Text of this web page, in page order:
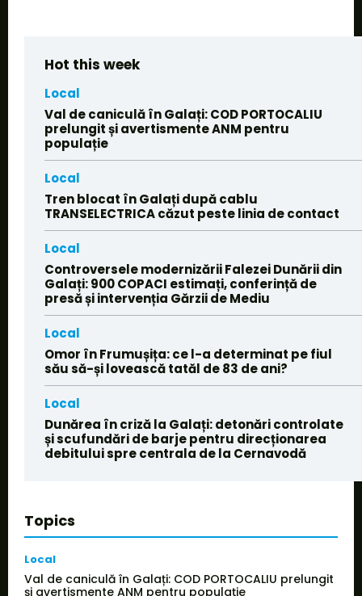
Hot this week
Local
Val de caniculă în Galați: COD PORTOCALIU
prelungit și avertismente ANM pentru
populație
Local
Tren blocat în Galați după cablu
TRANSELECTRICA căzut peste linia de contact
Local
Controversele modernizării Falezei Dunării din
Galați: 900 COPACI estimați, conferință de
presă și intervenția Gărzii de Mediu
Local
Omor în Frumușița: ce l-a determinat pe fiul
său să-și lovească tatăl de 83 de ani?
Local
Dunărea în criză la Galați: detonări controlate
și scufundări de barje pentru direcționarea
debitului spre centrala de la Cernavodă
Topics
Local
Val de caniculă în Galați: COD PORTOCALIU prelungit
și avertismente ANM pentru populație